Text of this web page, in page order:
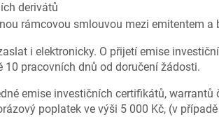
derivátů
rámcovou smlouvou mezi emitentem a
i elektronicky. O přijetí emise
10 pracovních dnů od doručení žádosti.
emise investičních certifikátů,
poplatek ve výši 5 000 Kč, (v